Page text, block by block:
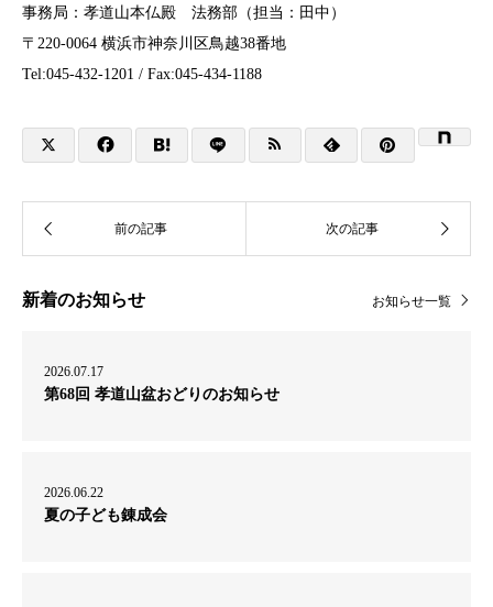
事務局：孝道山本仏殿 法務部（担当：田中）
〒220-0064 横浜市神奈川区鳥越38番地
Tel:045-432-1201 / Fax:045-434-1188
新着のお知らせ お知らせ一覧
2026.07.17
第68回 孝道山盆おどりのお知らせ
2026.06.22
夏の子ども錬成会